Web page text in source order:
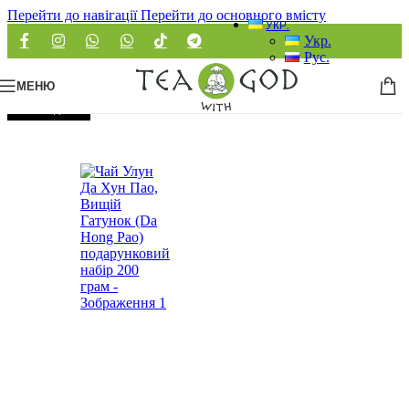
Перейти до навігаціїПерейти до основного вмісту
УКР.
Укр.
Рус.
МЕНЮ